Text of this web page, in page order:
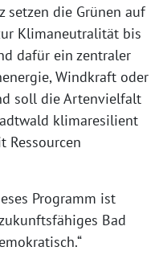
setzen die Grünen auf
Klimaneutralität bis
dafür ein zentraler
Windkraft oder
soll die Artenvielfalt
klimaresilient
Ressourcen
Programm ist
Bad